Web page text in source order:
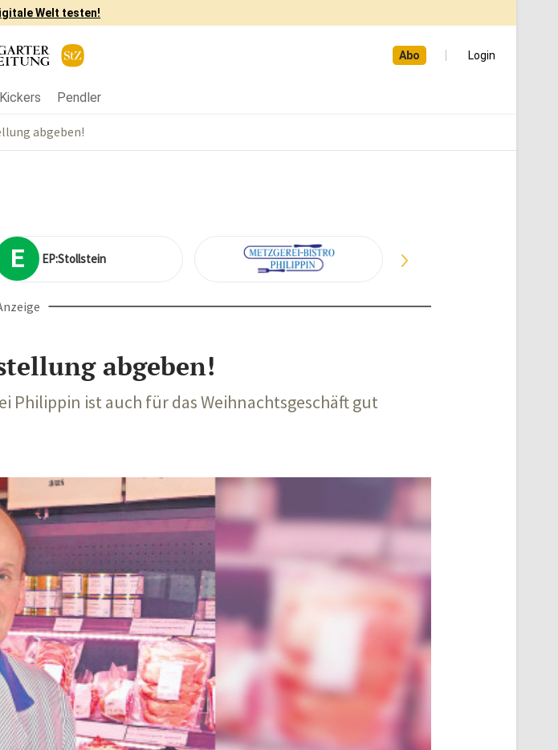
Welt testen!
Abo Login
Pendler
abgeben!
E EP:Stoll­stein
abgeben!
Philippin ist auch für das Weihnachtsgeschäft gut